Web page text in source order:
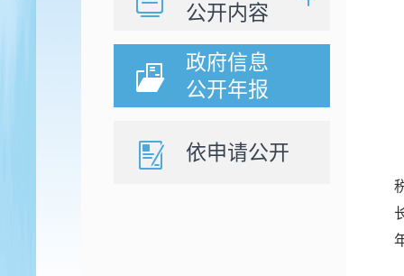
公开内容
政府信息
公开年报
依申请公开